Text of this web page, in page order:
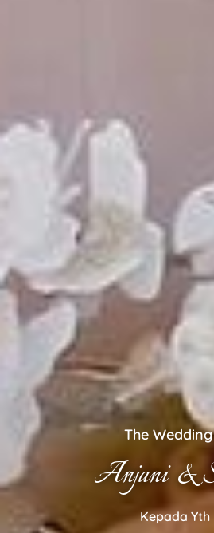
The
Anjani &
Kepada Yth